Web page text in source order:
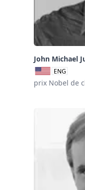
John Michael
ENG
prix Nobel de